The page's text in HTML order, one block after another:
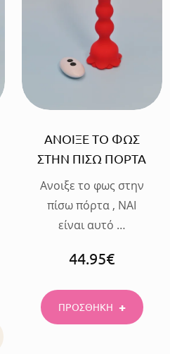
ΠΡΟΣΘΗΚΗ
ΑΝΟΙΞΕ ΤΟ ΦΩΣ
ΣΤΗΝ ΠΙΣΩ ΠΟΡΤΑ
Aνοιξε το φως στην
πίσω πόρτα , NAI
είναι αυτό …
44.95€
ΠΡΟΣΘΗΚΗ